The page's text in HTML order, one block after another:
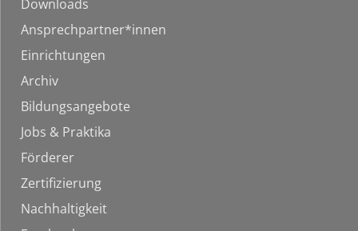
Downloads
Ansprechpartner*innen
Einrichtungen
Archiv
Bildungsangebote
Jobs & Praktika
Förderer
Zertifizierung
Nachhaltigkeit